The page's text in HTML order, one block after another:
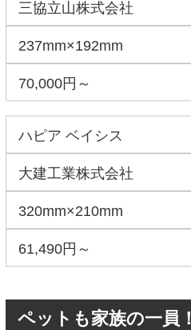
三協立山株式会社
237mm×192mm
70,000円～
ハピア ベイシス
大建工業株式会社
320mm×210mm
61,490円～
ペットも家族の一員！